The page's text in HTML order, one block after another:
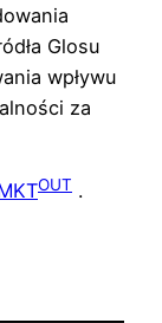
Glosu
wpływu
za
OUT .